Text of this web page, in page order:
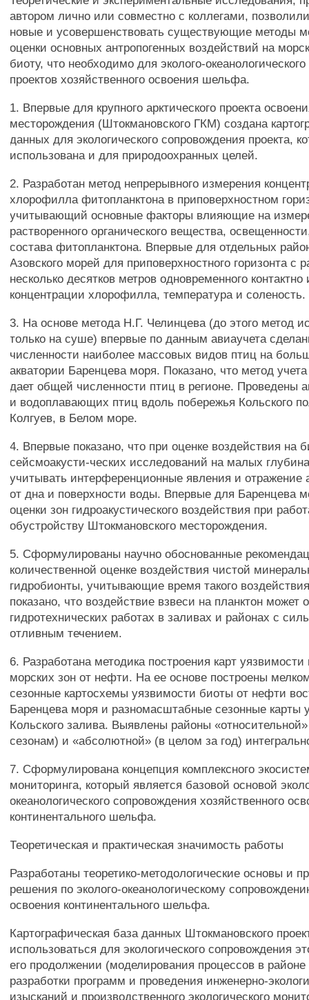
автором лично или совместно с коллегами,
новые и усовершенствовать существующие методы
оценки основных антропогенных воздействий на
биоту, что необходимо для эколого-
проектов хозяйственного освоения шельфа.
1. Впервые для крупного арктического проекта
месторождения (Штокмановского ГКМ) создана
данных для экологического сопровождения проекта,
использована и для природоохранных целей.
2. Разработан метод непрерывного измерения
хлорофилла фитопланктона в приповерхностном
учитывающий основные факторы влияющие на
растворенного органического вещества,
состава фитопланктона. Впервые для отдельных
Азовского морей для приповерхностного горизонта с
несколько десятков метров одновременного
концентрации хлорофилла, температура и соленость.
3. На основе метода Н.Г. Челинцева (до этого метод
только на суше) впервые по данным авиаучета
численности наиболее массовых видов птиц на
акватории Баренцева моря. Показано, что метод
дает общей численности птиц в регионе. Проведены
и водоплавающих птиц вдоль побережья Кольского
Колгуев, в Белом море.
4. Впервые показано, что при оценке воздействия на
сейсмоакусти-ческих исследований на малых
учитывать интерференционные явления и отражение
от дна и поверхности воды. Впервые для Баренцева
оценки зон гидроакустического воздействия при
обустройству Штокмановского месторождения.
5. Сформулированы научно обоснованные
количественной оценке воздействия чистой
гидробионты, учитывающие время такого
показано, что воздействие взвеси на планктон может
гидротехнических работах в заливах и районах с
отливным течением.
6. Разработана методика построения карт
морских зон от нефти. На ее основе построены
сезонные картосхемы уязвимости биоты от нефти
Баренцева моря и разномасштабные сезонные карты
Кольского залива. Выявлены районы
сезонам) и «абсолютной» (в целом за год)
7. Сформулирована концепция комплексного
мониторинга, который является базовой основой
океанологического сопровождения хозяйственного
континентального шельфа.
Теоретическая и практическая значимость работы
Разработаны теоретико-методологические основы и
решения по эколого-океанологическому
освоения континентального шельфа.
Картографическая база данных Штокмановского
использоваться для экологического сопровождения
его продолжении (моделирования процессов в
разработки программ и проведения инженерно-
изысканий и производственного экологического